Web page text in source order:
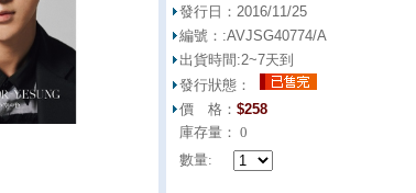
發行日： 2016/11/25
編號：:AVJSG40774/A
出貨時間:2~7天到
發行狀態：
價 格： $258
庫存量： 0
數量: